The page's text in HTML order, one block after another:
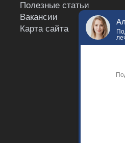
Полезные статьи
Вакансии
Карта сайта